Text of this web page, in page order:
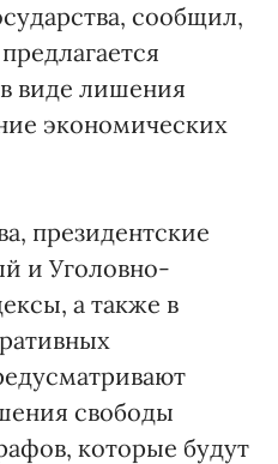
сообщил,
виде лишения
экономических
президентские
и Уголовно-
а также в
свободы
которые будут